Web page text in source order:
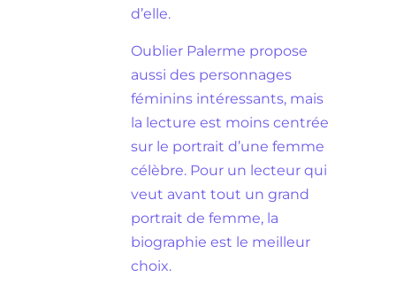
d’elle.
Oublier Palerme propose
aussi des personnages
féminins intéressants, mais
la lecture est moins centrée
sur le portrait d’une femme
célèbre. Pour un lecteur qui
veut avant tout un grand
portrait de femme, la
biographie est le meilleur
choix.